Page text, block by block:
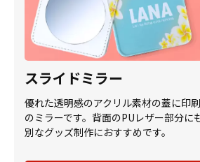
スライドミラー
優れた透明感のアクリル素材の蓋に印
のミラーです。背面のPUレザー部分に
別なグッズ制作におすすめです。